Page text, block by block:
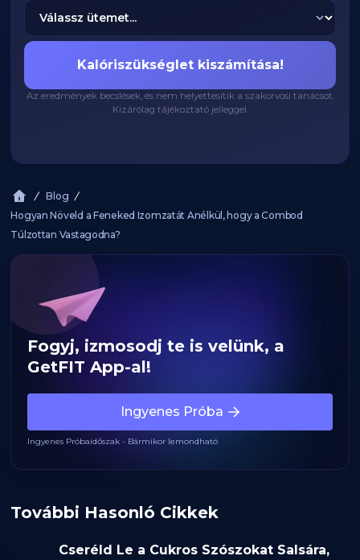
Kalóriszükséglet kiszámítása!
Az eredmények becslések, és nem helyettesítik a szakorvosi tanácsot.
Kizárólag tájékoztató jelleggel.
Blog
Hogyan Növeld a Feneked Izomzatát Anélkül, hogy a Combod
Túlzottan Vastagodna?
Fogyj, izmosodj te is velünk, a
GetFIT App-al!
Ingyenes Próba
Ingyenes Próbaidőszak - Bármikor lemondható
További Hasonló Cikkek
Cseréld Le a Cukros Szószokat Salsára,